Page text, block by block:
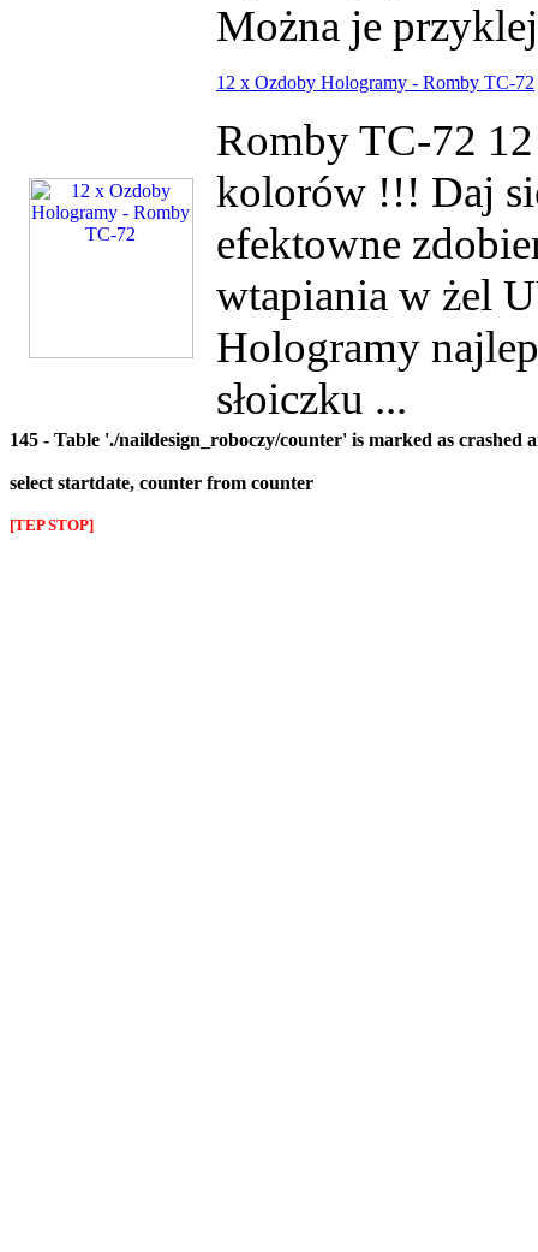
Można je
12 x Ozdoby Hologramy - Romby TC-72
Romby TC-72
kolorów !!! Daj
efektowne
wtapiania w żel
Hologramy
słoiczku ...
145 - Table './naildesign_roboczy/counter' is marked as crashed
select startdate, counter from counter
[TEP STOP]